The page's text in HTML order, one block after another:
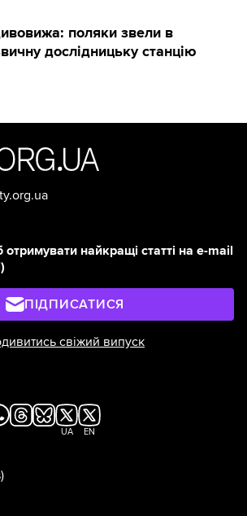
поляки звели в
дослідницьку станцію
найкращі статті на e-mail
ПІДПИСАТИСЯ
свіжий випуск
UA EN